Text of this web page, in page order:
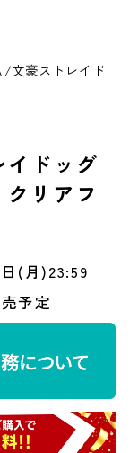
文豪ストレイド
イドッグ
リアフ
(月)23:59
予定